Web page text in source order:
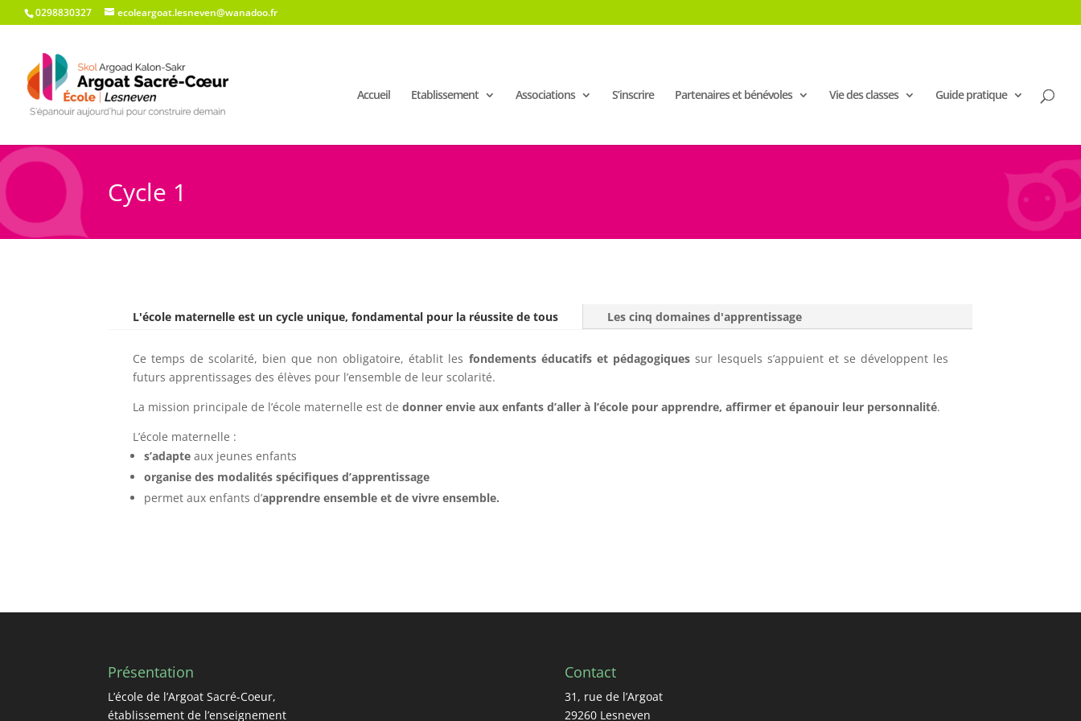
0298830327 ecoleargoat.lesneven@wanadoo.fr
Accueil Etablissement Associations S’inscrire Partenaires et bénévoles Vie des classes Guide pratique
Cycle 1
L'école maternelle est un cycle unique, fondamental pour la réussite de tous Les cinq domaines d'apprentissage
Ce temps de scolarité, bien que non obligatoire, établit les fondements éducatifs et pédagogiquessur lesquels s’appuient et se développent les
futurs apprentissages des élèves pour l’ensemble de leur scolarité.
La mission principale de l’école maternelle est dedonner envie aux enfants d’aller à l’école pour apprendre, affirmer et épanouir leur personnalité.
L’école maternelle :
s’adapteaux jeunes enfants
organise des modalités spécifiques d’apprentissage
permet aux enfants d’apprendre ensemble et de vivre ensemble.
Présentation
L’école de l’Argoat Sacré-Coeur,
établissement de l’enseignement
Contact
31, rue de l’Argoat
29260 Lesneven